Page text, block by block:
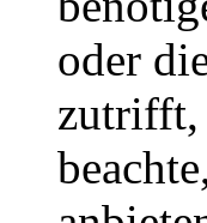
oder
zutrifft,